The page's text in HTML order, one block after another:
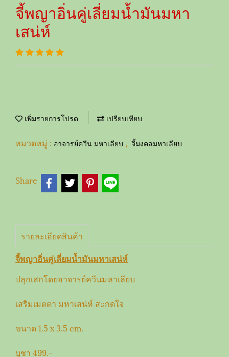
จี้พญาอิ่นคู่เลี่ยมน้ำมันมหา
เสน่ห์
เพิ่มรายการโปรด เปรียบเทียบ
หมวดหมู่ : อาจารย์ควีน มหาเลียบ , จี้มงคลมหาเลียบ
Share
รายละเอียดสินค้า
จี้พญาอิ่นคู่เลี่ยมน้ำมันมหาเสน่ห์
ปลุกเสกโดยอาจารย์ควีนมหาเลียบ
เสริมเมตตา มหาเสน่ห์ สะกดใจ
ขนาด 1.5 x 3.5 cm.
บูชา 499.-